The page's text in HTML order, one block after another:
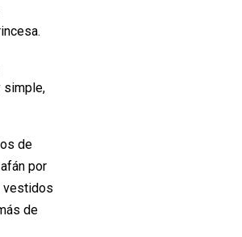
simple,
de
por
vestidos
de